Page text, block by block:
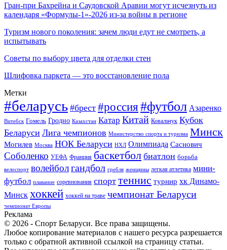
Гран-при Бахрейна и Саудовской Аравии могут исчезнуть из
календаря «Формулы-1»-2026 из-за войны в регионе
Туризм нового поколения: зачем люди едут не смотреть, а
испытывать
Советы по выбору цвета для отделки стен
Шлифовка паркета — это восстановление пола
Метки
#беларусь #брест #россия#футбол Азаренко
Витебск Гомель Гродно Казахстан Катар Китай Ковальчук Кубок
Беларуси Лига чемпионов Министерство спорта и туризма Минск
Могилев Москва НОК Беларуси НХЛ Олимпиада Саснович
Соболенко УЕФА Франция баскетбол биатлон борьба
велоспорт волейболгандбол гребля женщины легкая атлетика мини-
футбол плавание соревнования спорт теннис турнир хк Динамо-
Минск хоккей хоккей на траве чемпионат Беларуси
чемпионат Европы
Реклама
© 2026 - Спорт Беларуси. Все права защищены.
Любое копирование материалов с нашего ресурса разрешается
только с обратной активной ссылкой на страницу статьи.